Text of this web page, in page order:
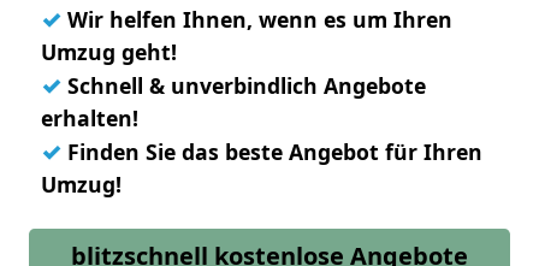
✓ Wir helfen Ihnen, wenn es um Ihren
Umzug geht!
✓ Schnell & unverbindlich Angebote
erhalten!
✓ Finden Sie das beste Angebot für Ihren
Umzug!
blitzschnell kostenlose Angebote